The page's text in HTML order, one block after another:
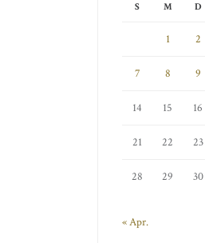
S M D
1 2
7 8 9
14 15 16
21 22 23
28 29 30
« Apr.